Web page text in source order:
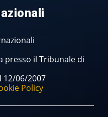
presso il Tribunale di
12/06/2007
Policy